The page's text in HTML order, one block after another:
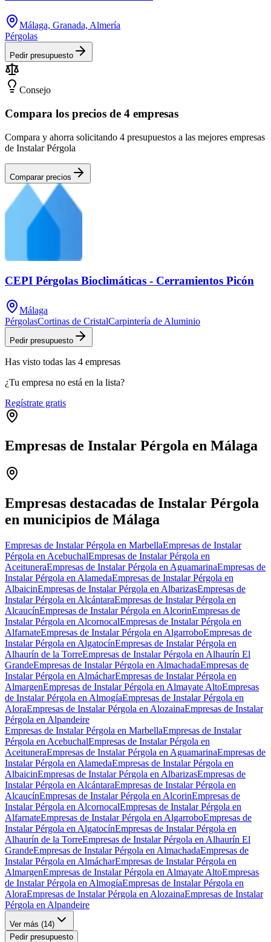
Málaga, Granada, Almería
Pérgolas
Pedir presupuesto
Consejo
Compara los precios de 4 empresas
Compara y ahorra solicitando 4 presupuestos a las mejores empresas
de Instalar Pérgola
Comparar precios
CEPI Pérgolas Bioclimáticas - Cerramientos Picón
Málaga
PérgolasCortinas de CristalCarpintería de Aluminio
Pedir presupuesto
Has visto todas las 4 empresas
¿Tu empresa no está en la lista?
Regístrate gratis
Empresas de Instalar Pérgola en Málaga
−
Empresas destacadas de Instalar Pérgola
en municipios de Málaga
Empresas de Instalar Pérgola en MarbellaEmpresas de Instalar
Pérgola en AcebuchalEmpresas de Instalar Pérgola en
AceituneraEmpresas de Instalar Pérgola en AguamarinaEmpresas de
Instalar Pérgola en AlamedaEmpresas de Instalar Pérgola en
AlbaicinEmpresas de Instalar Pérgola en AlbarizasEmpresas de
Instalar Pérgola en AlcántaraEmpresas de Instalar Pérgola en
AlcaucínEmpresas de Instalar Pérgola en AlcorinEmpresas de
Instalar Pérgola en AlcornocalEmpresas de Instalar Pérgola en
AlfarnateEmpresas de Instalar Pérgola en AlgarroboEmpresas de
Instalar Pérgola en AlgatocínEmpresas de Instalar Pérgola en
Alhaurín de la TorreEmpresas de Instalar Pérgola en Alhaurín El
GrandeEmpresas de Instalar Pérgola en AlmachadaEmpresas de
Instalar Pérgola en AlmácharEmpresas de Instalar Pérgola en
AlmargenEmpresas de Instalar Pérgola en Almayate AltoEmpresas
de Instalar Pérgola en AlmogíaEmpresas de Instalar Pérgola en
AloraEmpresas de Instalar Pérgola en AlozainaEmpresas de Instalar
Pérgola en Alpandeire
Empresas de Instalar Pérgola en MarbellaEmpresas de Instalar
Pérgola en AcebuchalEmpresas de Instalar Pérgola en
AceituneraEmpresas de Instalar Pérgola en AguamarinaEmpresas de
Instalar Pérgola en AlamedaEmpresas de Instalar Pérgola en
AlbaicinEmpresas de Instalar Pérgola en AlbarizasEmpresas de
Instalar Pérgola en AlcántaraEmpresas de Instalar Pérgola en
AlcaucínEmpresas de Instalar Pérgola en AlcorinEmpresas de
Instalar Pérgola en AlcornocalEmpresas de Instalar Pérgola en
AlfarnateEmpresas de Instalar Pérgola en AlgarroboEmpresas de
Instalar Pérgola en AlgatocínEmpresas de Instalar Pérgola en
Alhaurín de la TorreEmpresas de Instalar Pérgola en Alhaurín El
GrandeEmpresas de Instalar Pérgola en AlmachadaEmpresas de
Instalar Pérgola en AlmácharEmpresas de Instalar Pérgola en
AlmargenEmpresas de Instalar Pérgola en Almayate AltoEmpresas
de Instalar Pérgola en AlmogíaEmpresas de Instalar Pérgola en
AloraEmpresas de Instalar Pérgola en AlozainaEmpresas de Instalar
Pérgola en Alpandeire
Ver más (14)
Pedir presupuesto